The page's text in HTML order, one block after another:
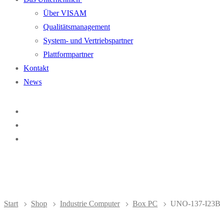
Über VISAM
Qualitätsmanagement
System- und Vertriebspartner
Plattformpartner
Kontakt
News
Start Shop Industrie Computer Box PC UNO-137-